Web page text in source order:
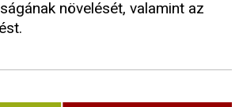
növelését, valamint az